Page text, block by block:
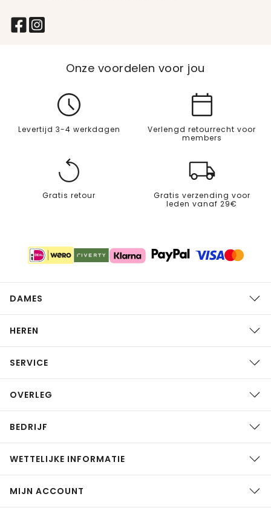
Onze voordelen voor jou
Levertijd 3-4 werkdagen
Verlengd retourrecht voor
members
Gratis retour
Gratis verzending voor
leden vanaf 29€
DAMES
HEREN
SERVICE
OVERLEG
BEDRIJF
WETTELIJKE INFORMATIE
MIJN ACCOUNT